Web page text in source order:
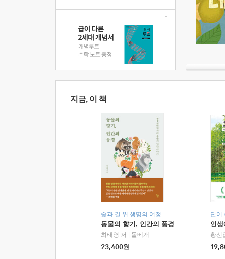
지금, 이 책
숲과 길 위 생명의 여정
동물의 향기, 인간의 풍경
최태영 저
돌베개
23,400원
단어
인
황선